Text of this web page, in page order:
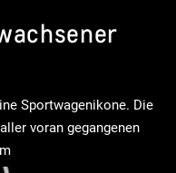
Sportwagenikone. Die
voran gegangenen